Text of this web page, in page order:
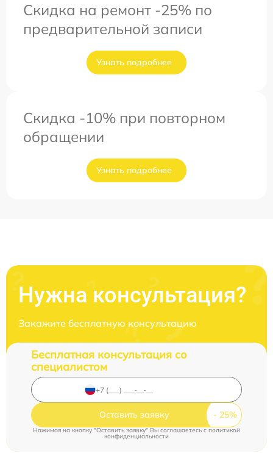
Скидка на ремонт -25% по
предварительной записи
Узнать подробнее
Скидка -10% при повторном
обращении
Узнать подробнее
Нужна консультация?
Закажите бесплатную консультацию
Бесплатная консультация со
специалистом
Оставить заявку
Нажимая на кнопку "Оставить заявку" Вы соглашаетесь cполитикой
конфиденциальности